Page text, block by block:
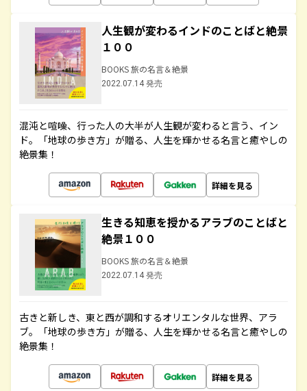
人生観が変わるインドのことばと絶景
１００
BOOKS 旅の名言＆絶景
2022.07.14 発売
混沌と喧噪、行った人の大半が人生観が変わると言う、イン
ド。「地球の歩き方」が贈る、人生を輝かせる名言と癒やしの
絶景集！
詳細を見る
生きる知恵を授かるアラブのことばと
絶景１００
BOOKS 旅の名言＆絶景
2022.07.14 発売
古きと新しき、東と西が調和するオリエンタルな世界、アラ
ブ。「地球の歩き方」が贈る、人生を輝かせる名言と癒やしの
絶景集！
詳細を見る